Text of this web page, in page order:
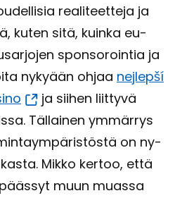
rea­li­teet­te­ja ja
kuten sitä, kuin­ka eu­
spon­so­roin­tia ja
ny­ky­ään ohjaa nejlepší
ja sii­hen liit­ty­vä
Täl­lai­nen ym­mär­rys
on ny­
Mikko ker­too, että
muun muas­sa